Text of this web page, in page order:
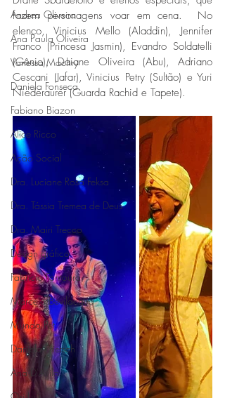
Andrea Oliveira
Ana Paula Oliveira
Vanessa Machry
Daniela Fonseca
Fabiano Biazon
Alice Ricco
Ação Social
Dra. Luciane Rosa Feksa
Dra. Tássia Tremea de Deus
Dra. Mairi Trecco
Design gráfico
Fabrício Fontoura
Marcelo Bevilacqua
Mundo Pet
Daniela Prietsch
Ana D'Avila
fazem personagens voar em cena.  No
elenco, Vinicius Mello (Aladdin), Jennifer
Franco (Princesa Jasmin), Evandro Soldatelli
(Gênio), Daiane Oliveira (Abu), Adriano
Cescani (Jafar), Vinicius Petry (Sultão) e Yuri
Niederaurer (Guarda Rachid e Tapete).